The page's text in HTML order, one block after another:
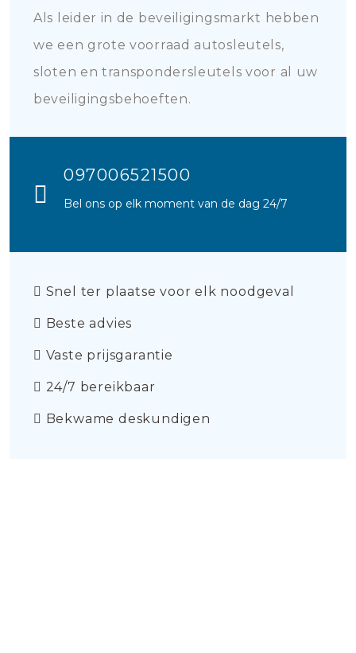
Als leider in de beveiligingsmarkt hebben
we een grote voorraad autosleutels,
sloten en transpondersleutels voor al uw
beveiligingsbehoeften.
097006521500
Bel ons op elk moment van de dag 24/7
Snel ter plaatse voor elk noodgeval
Beste advies
Vaste prijsgarantie
24/7 bereikbaar
Bekwame deskundigen